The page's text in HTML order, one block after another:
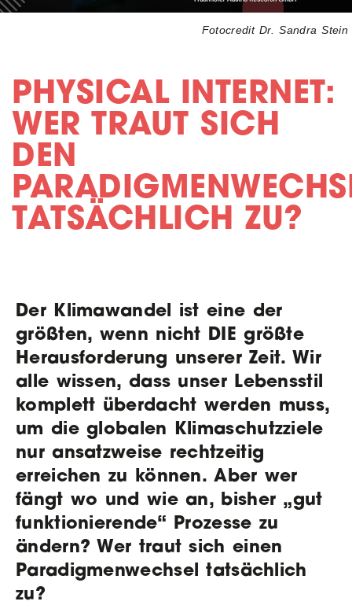
Fotocredit Dr. Sandra Stein
PHYSICAL INTERNET:
WER TRAUT SICH
DEN
TATSÄCHLICH ZU?
Der Klimawandel ist eine der
größten, wenn nicht DIE größte
Herausforderung unserer Zeit. Wir
alle wissen, dass unser Lebensstil
komplett überdacht werden muss,
um die globalen Klimaschutzziele
nur ansatzweise rechtzeitig
erreichen zu können. Aber wer
fängt wo und wie an, bisher „gut
funktionierende“ Prozesse zu
ändern? Wer traut sich einen
Paradigmenwechsel tatsächlich
zu?